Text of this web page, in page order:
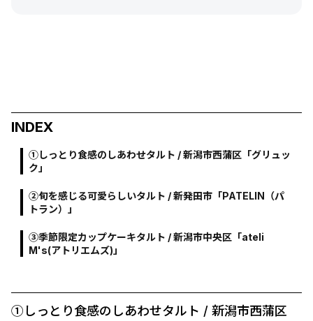
INDEX
①しっとり食感のしあわせタルト / 新潟市西蒲区「グリュッ
ク」
②旬を感じる可愛らしいタルト / 新発田市「PATELIN（パ
トラン）」
➂季節限定カップケーキタルト / 新潟市中央区「ateli
M's(アトリエムズ)」
①しっとり食感のしあわせタルト / 新潟市西蒲区